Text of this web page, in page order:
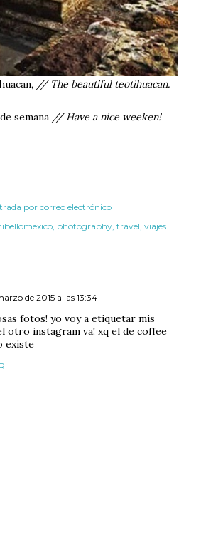
// The beautiful teotihuacan.
semana// Have a nice weeken!
por correo electrónico
photography travel viajes
de 2015 a las 13:34
fotos! yo voy a etiquetar mis
otro instagram va! xq el de coffee
existe